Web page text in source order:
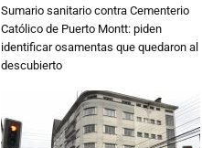
Sumario sanitario contra Cementerio
Católico de Puerto Montt: piden
identificar osamentas que quedaron al
descubierto